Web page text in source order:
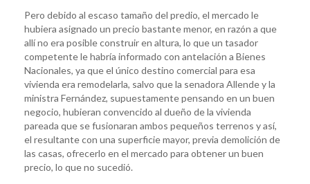
Pero debido al escaso tamaño del predio, el mercado le
hubiera asignado un precio bastante menor, en razón a que
allí no era posible construir en altura, lo que un tasador
competente le habría informado con antelación a Bienes
Nacionales, ya que el único destino comercial para esa
vivienda era remodelarla, salvo que la senadora Allende y la
ministra Fernández, supuestamente pensando en un buen
negocio, hubieran convencido al dueño de la vivienda
pareada que se fusionaran ambos pequeños terrenos y así,
el resultante con una superficie mayor, previa demolición de
las casas, ofrecerlo en el mercado para obtener un buen
precio, lo que no sucedió.